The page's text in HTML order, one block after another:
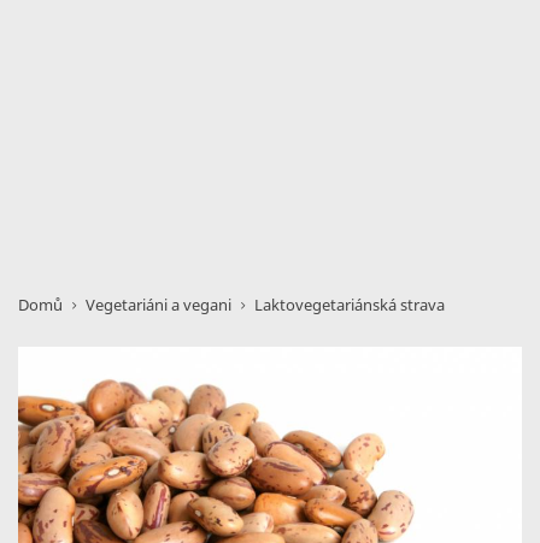
Domů Vegetariáni a vegani Laktovegetariánská strava